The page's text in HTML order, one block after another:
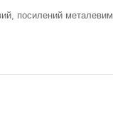
посилений